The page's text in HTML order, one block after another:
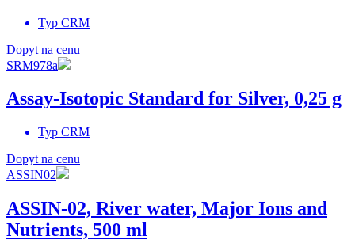
Typ CRM
Dopyt na cenu
SRM978a
Assay-Isotopic Standard for Silver, 0,25 g
Typ CRM
Dopyt na cenu
ASSIN02
ASSIN-02, River water, Major Ions and
Nutrients, 500 ml